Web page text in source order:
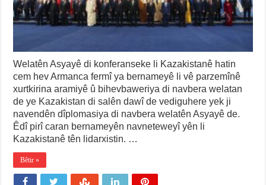
Welatên Asyayê di konferanseke li Kazakistanê hatin
cem hev Armanca fermî ya bernameyê li vê parzemînê
xurtkirina aramiyê û bihevbaweriya di navbera welatan
de ye Kazakistan di salên dawî de vediguhere yek ji
navendên dîplomasiya di navbera welatên Asyayê de.
Êdî pirî caran bernameyên navneteweyî yên li
Kazakistanê tên lidarxistin. …
Bêtir »